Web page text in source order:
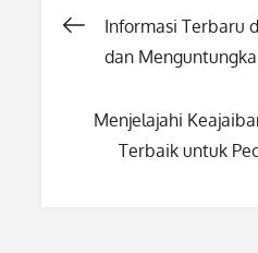
Post
Informasi Terbaru
dan
Menjelajahi
Terbaik untuk